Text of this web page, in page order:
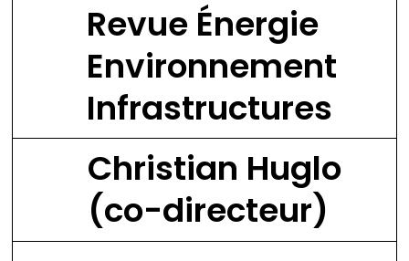
Revue Énergie
Environnement
Infrastructures
Christian Huglo
(co-directeur)